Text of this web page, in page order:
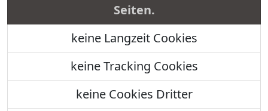
Seiten.
keine Langzeit Cookies
keine Tracking Cookies
keine Cookies Dritter